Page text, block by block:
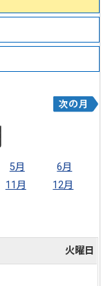
5月
6月
11月 12月
火曜日